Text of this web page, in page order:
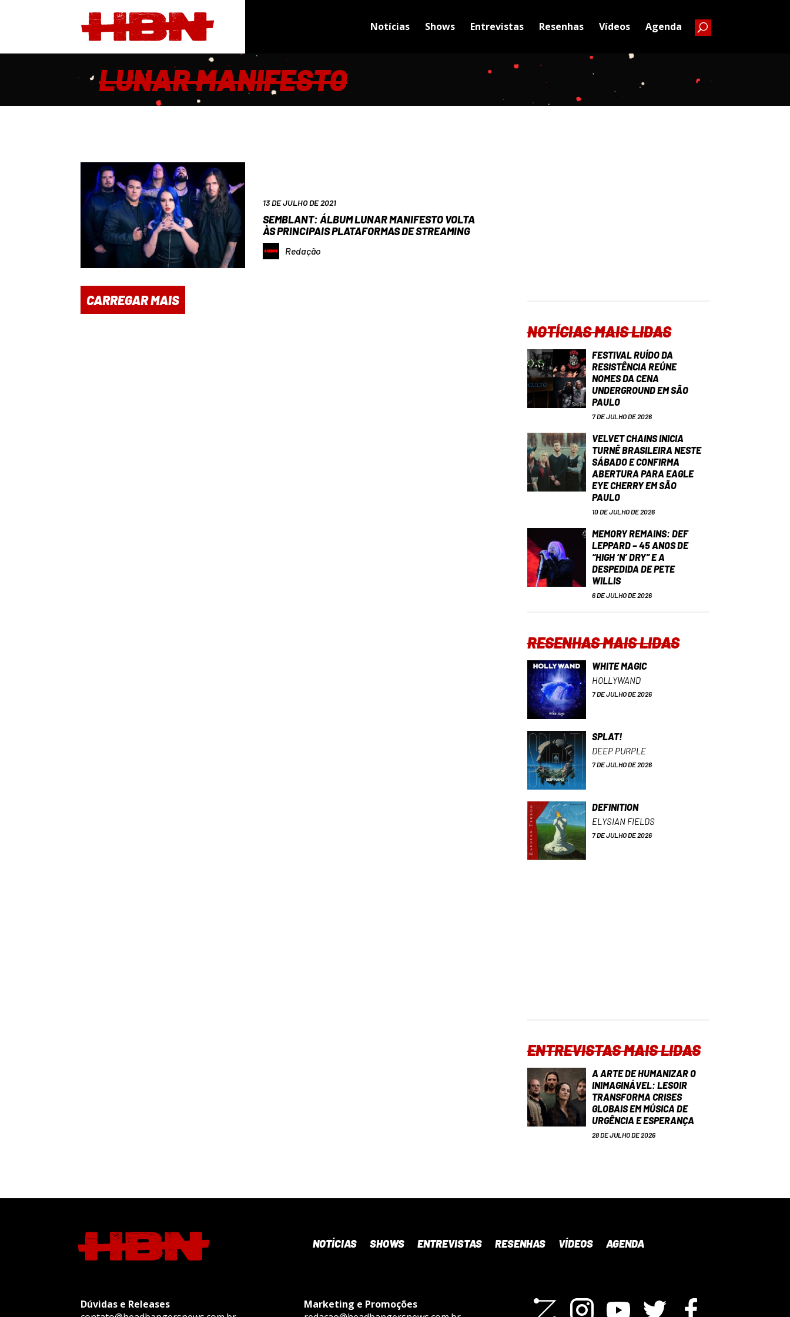
Notícias Shows Entrevistas Resenhas Vídeos Agenda
LUNAR MANIFESTO
13 DE JULHO DE 2021
SEMBLANT: ÁLBUM LUNAR MANIFESTO VOLTA
ÀS PRINCIPAIS PLATAFORMAS DE STREAMING
Redação
CARREGAR MAIS
NOTÍCIAS MAIS LIDAS
FESTIVAL RUÍDO DA
RESISTÊNCIA REÚNE
NOMES DA CENA
UNDERGROUND EM SÃO
PAULO
7 DE JULHO DE 2026
VELVET CHAINS INICIA
TURNÊ BRASILEIRA NESTE
SÁBADO E CONFIRMA
ABERTURA PARA EAGLE
EYE CHERRY EM SÃO
PAULO
10 DE JULHO DE 2026
MEMORY REMAINS: DEF
LEPPARD – 45 ANOS DE
“HIGH ‘N’ DRY” E A
DESPEDIDA DE PETE
WILLIS
6 DE JULHO DE 2026
RESENHAS MAIS LIDAS
WHITE MAGIC
HOLLYWAND
7 DE JULHO DE 2026
SPLAT!
DEEP PURPLE
7 DE JULHO DE 2026
DEFINITION
ELYSIAN FIELDS
7 DE JULHO DE 2026
ENTREVISTAS MAIS LIDAS
A ARTE DE HUMANIZAR O
INIMAGINÁVEL: LESOIR
TRANSFORMA CRISES
GLOBAIS EM MÚSICA DE
URGÊNCIA E ESPERANÇA
28 DE JULHO DE 2026
NOTÍCIAS SHOWS ENTREVISTAS RESENHAS VÍDEOS AGENDA
Dúvidas e Releases
Marketing e Promoções